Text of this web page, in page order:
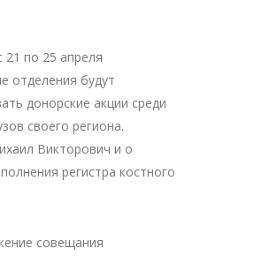
21 по 25 апреля
отделения будут
донорские акции среди
своего региона.
Викторович и о
регистра костного
совещания